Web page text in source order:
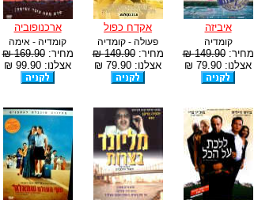
איביזה
קומדיה
מחיר:149.90 ₪
אצלנו: 79.90 ₪
אקדח כפול
פעולה - קומדיה
מחיר:149.90 ₪
אצלנו: 79.90 ₪
ארכנופוביה
קומדיה - אימה
מחיר:169.90 ₪
אצלנו: 99.90 ₪